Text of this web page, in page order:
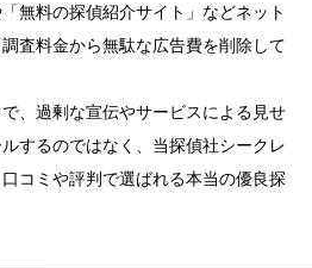
無料の探偵紹介サイト」などネット
査料金から無駄な広告費を削除して
、過剰な宣伝やサービスによる見せ
するのではなく、当探偵社シークレ
コミや評判で選ばれる本当の優良探